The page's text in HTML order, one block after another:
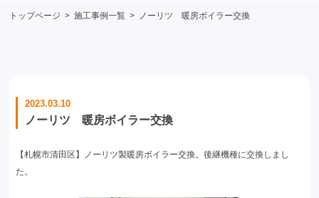
トップページ > 施工事例一覧 > ノーリツ 暖房ボイラー交換
2023.03.10
ノーリツ 暖房ボイラー交換
【札幌市清田区】ノーリツ製暖房ボイラー交換。後継機種に交換しまし
た。